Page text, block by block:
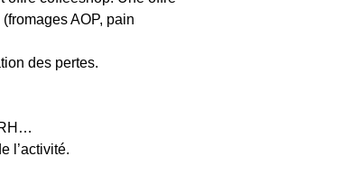
AOP, pain
des pertes.
l’activité.